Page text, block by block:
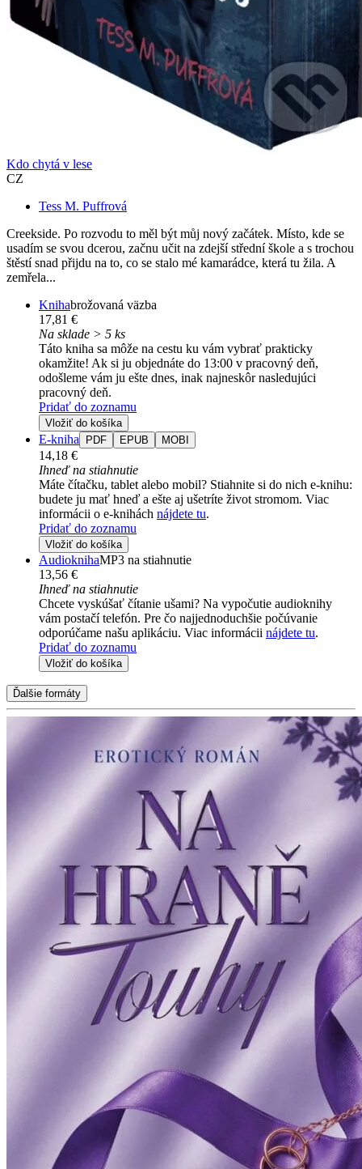
Kdo chytá v lese
CZ
Tess M. Puffrová
Creekside. Po rozvodu to měl být můj nový začátek. Místo, kde se
usadím se svou dcerou, začnu učit na zdejší střední škole a s trochou
štěstí snad přijdu na to, co se stalo mé kamarádce, která tu žila. A
zemřela...
Knihabrožovaná väzba
17,81 €
Na sklade > 5 ks
Táto kniha sa môže na cestu ku vám vybrať prakticky
okamžite! Ak si ju objednáte do 13:00 v pracovný deň,
odošleme vám ju ešte dnes, inak najneskôr nasledujúci
pracovný deň.
Pridať do zoznamu
Vložiť do košíka
E-kniha PDF EPUB MOBI
14,18 €
Ihneď na stiahnutie
Máte čítačku, tablet alebo mobil? Stiahnite si do nich e-knihu:
budete ju mať hneď a ešte aj ušetríte život stromom. Viac
informácii o e-knihách nájdete tu.
Pridať do zoznamu
Vložiť do košíka
AudioknihaMP3 na stiahnutie
13,56 €
Ihneď na stiahnutie
Chcete vyskúšať čítanie ušami? Na vypočutie audioknihy
vám postačí telefón. Pre čo najjednoduchšie počúvanie
odporúčame našu aplikáciu. Viac informácii nájdete tu.
Pridať do zoznamu
Vložiť do košíka
Ďalšie formáty